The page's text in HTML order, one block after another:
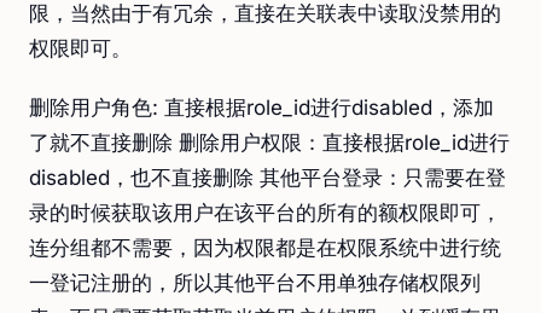
限，当然由于有冗余，直接在关联表中读取没禁用的
权限即可。
删除用户角色: 直接根据role_id进行disabled，添加
了就不直接删除 删除用户权限：直接根据role_id进行
disabled，也不直接删除 其他平台登录：只需要在登
录的时候获取该用户在该平台的所有的额权限即可，
连分组都不需要，因为权限都是在权限系统中进行统
一登记注册的，所以其他平台不用单独存储权限列